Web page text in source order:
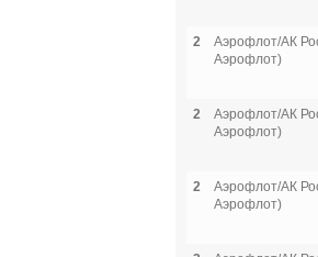
2
Аэрофлот/АК
Аэрофлот)
2
Аэрофлот/АК
Аэрофлот)
2
Аэрофлот/АК
Аэрофлот)